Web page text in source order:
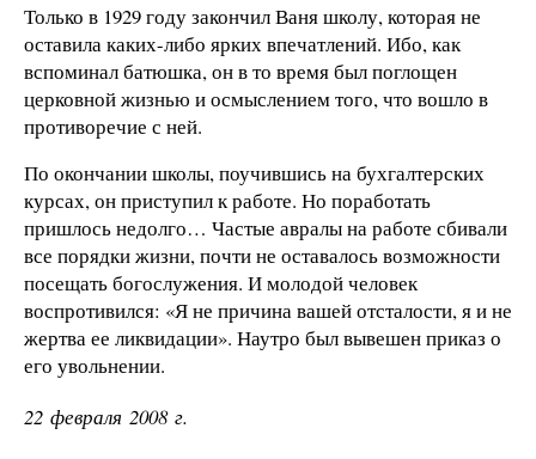
Только в 1929 году закончил Ваня школу, которая не
оставила каких-либо ярких впечатлений. Ибо, как
вспоминал батюшка, он в то время был поглощен
церковной жизнью и осмыслением того, что вошло в
противоречие с ней.
По окончании школы, поучившись на бухгалтерских
курсах, он приступил к работе. Но поработать
пришлось недолго… Частые авралы на работе сбивали
все порядки жизни, почти не оставалось возможности
посещать богослужения. И молодой человек
воспротивился: «Я не причина вашей отсталости, я и не
жертва ее ликвидации». Наутро был вывешен приказ о
его увольнении.
22 февраля 2008 г.